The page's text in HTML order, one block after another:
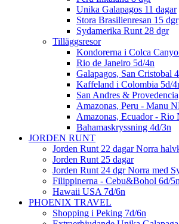
Unika Galapagos 11 dagar
Stora Brasilienresan 15 dgr
Sydamerika Runt 28 dgr
Tilläggsresor
Kondorerna i Colca
Rio de Janeiro 5d/4n
Galapagos, San Cristobal
Kaffeland i Colombia 5d/
San Andres &
Amazonas, Peru - Manu
Amazonas, Ecuador - Rio
Bahamaskryssning 4d/3n
JORDEN RUNT
Jorden Runt 22 dagar Norra
Jorden Runt 25 dagar
Jorden Runt 24 dgr Norra med
Filippinerna - Cebu&Bohol 6d/5n
Hawaii USA 7d/6n
PHOENIX TRAVEL
Shopping i Peking 7d/6n